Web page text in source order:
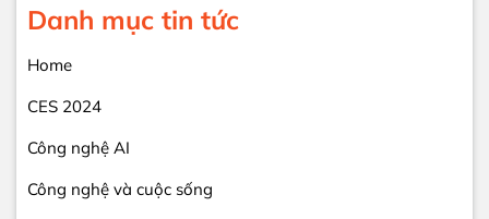
Danh mục tin tức
Home
CES 2024
Công nghệ AI
Công nghệ và cuộc sống